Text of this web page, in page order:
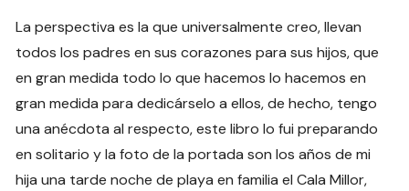
La perspectiva es la que universalmente creo, llevan
todos los padres en sus corazones para sus hijos, que
en gran medida todo lo que hacemos lo hacemos en
gran medida para dedicárselo a ellos, de hecho, tengo
una anécdota al respecto, este libro lo fui preparando
en solitario y la foto de la portada son los años de mi
hija una tarde noche de playa en familia el Cala Millor,